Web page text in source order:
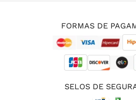
FORMAS DE
SELOS DE